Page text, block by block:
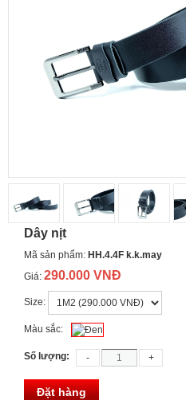
Dây nịt
Mã sản phẩm: HH.4.4F k.k.may
Giá: 290.000 VNĐ
Size:
Màu sắc:
Số lượng:
Đặt hàng